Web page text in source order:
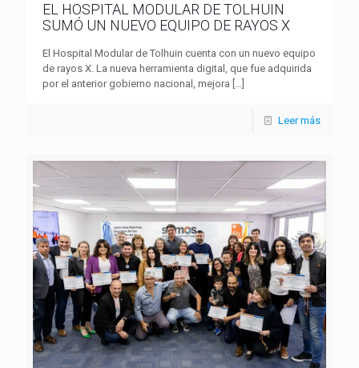
EL HOSPITAL MODULAR DE TOLHUIN
SUMÓ UN NUEVO EQUIPO DE RAYOS X
El Hospital Modular de Tolhuin cuenta con un nuevo equipo
de rayos X. La nueva herramienta digital, que fue adquirida
por el anterior gobierno nacional, mejora […]
Leer más